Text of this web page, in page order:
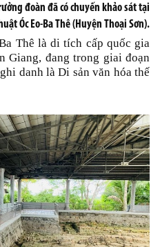
đoàn đã có chuyến khảo sát tại
Óc Eo-Ba Thê (Huyện Thoại Sơn).
Thê là di tích cấp quốc gia
Giang, đang trong giai đoạn
danh là Di sản văn hóa thế